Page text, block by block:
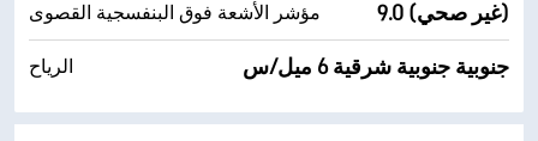
مؤشر الأشعة فوق البنفسجية القصوى 9.0 (غير صحي)
الرياح جنوبية جنوبية شرقية 6 ميل/س